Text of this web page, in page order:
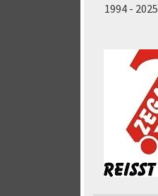
1994 - 2025